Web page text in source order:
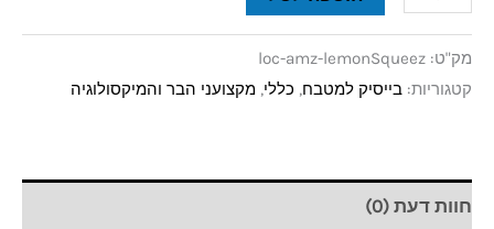
מק"ט: loc-amz-lemonSqueez
קטגוריות: בייסיק למטבח, כללי, מקצועני הבר והמיקסולוגיה
חוות דעת (0)